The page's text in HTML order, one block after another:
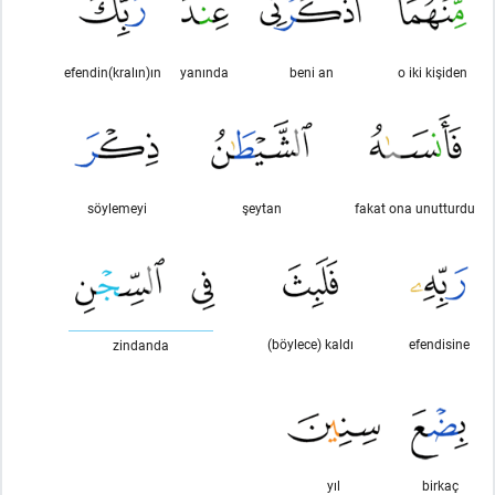
o iki kişiden
beni an
yanında
efendin(kralın)ın
fakat ona unutturdu
şeytan
söylemeyi
efendisine
(böylece) kaldı
zindanda
birkaç
yıl